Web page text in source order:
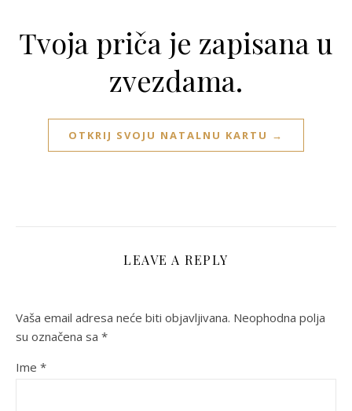
Tvoja priča je zapisana u
zvezdama.
OTKRIJ SVOJU NATALNU KARTU →
LEAVE A REPLY
Vaša email adresa neće biti objavljivana. Neophodna polja
su označena sa *
Ime *